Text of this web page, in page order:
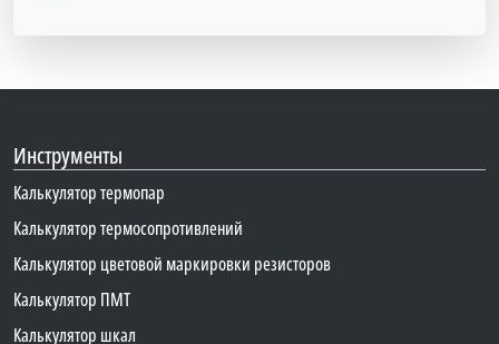
Инструменты
Калькулятор термопар
Калькулятор термосопротивлений
Калькулятор цветовой маркировки резисторов
Калькулятор ПМТ
Калькулятор шкал